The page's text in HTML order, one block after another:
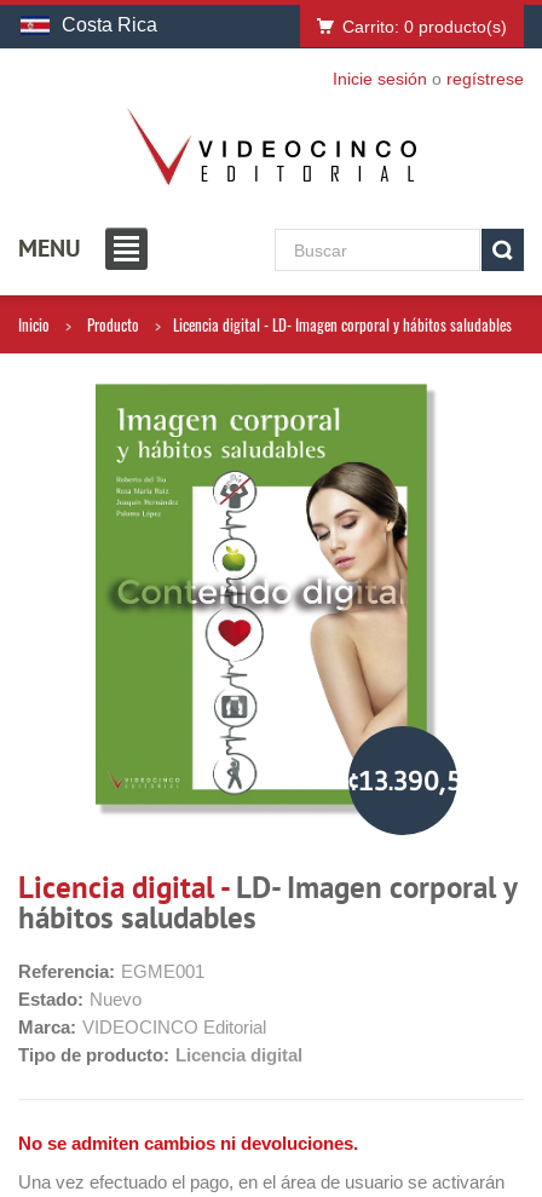
Costa Rica Carrito: 0 producto(s)
Inicie sesión o regístrese
MENU
Inicio Producto Licencia digital - LD- Imagen corporal y hábitos saludables
¢13.390,51
Licencia digital -LD- Imagen corporal y
hábitos saludables
Referencia: EGME001
Estado: Nuevo
Marca: VIDEOCINCO Editorial
Tipo de producto: Licencia digital
No se admiten cambios ni devoluciones.
Una vez efectuado el pago, en el área de usuario se activarán